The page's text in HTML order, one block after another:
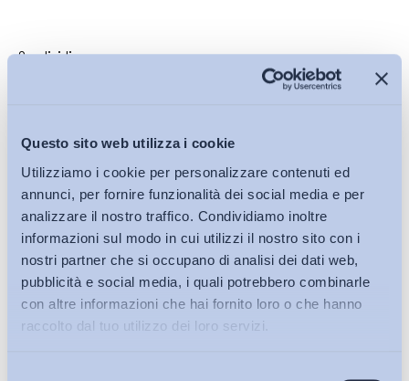
Questo sito web utilizza i cookie
Utilizziamo i cookie per personalizzare contenuti ed
annunci, per fornire funzionalità dei social media e per
analizzare il nostro traffico. Condividiamo inoltre
informazioni sul modo in cui utilizzi il nostro sito con i
nostri partner che si occupano di analisi dei dati web,
pubblicità e social media, i quali potrebbero combinarle
con altre informazioni che hai fornito loro o che hanno
raccolto dal tuo utilizzo dei loro servizi.
Condividi su:
Iscriviti alla Newsletter